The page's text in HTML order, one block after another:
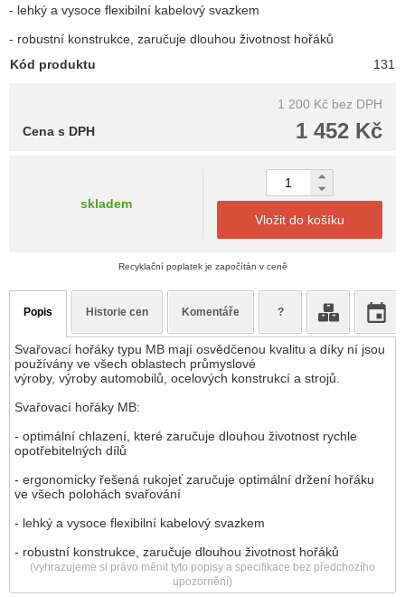
- lehký a vysoce flexibilní kabelový svazkem
- robustní konstrukce, zaručuje dlouhou životnost hořáků
Kód produktu
131
1 200 Kč bez DPH
1 452 Kč
Cena s DPH
skladem
Vložit do košíku
Recyklační poplatek je započítán v ceně
Popis Historie cen Komentáře ?
Svařovací hořáky typu MB mají osvědčenou kvalitu a díky ní jsou
používány ve všech oblastech průmyslové
výroby, výroby automobilů, ocelových konstrukcí a strojů.
Svařovací hořáky MB:
- optimální chlazení, které zaručuje dlouhou životnost rychle
opotřebitelných dílů
- ergonomicky řešená rukojeť zaručuje optimální držení hořáku
ve všech polohách svařování
- lehký a vysoce flexibilní kabelový svazkem
- robustní konstrukce, zaručuje dlouhou životnost hořáků
(vyhrazujeme si právo měnit tyto popisy a specifikace bez předchozího
upozornění)